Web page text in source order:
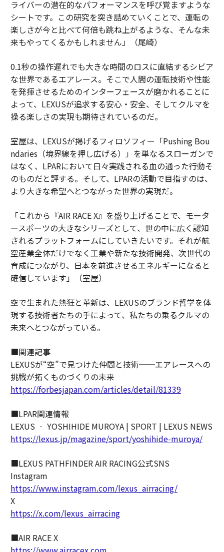
ライバーの潜在的なパフォーマンスを呼び覚ますような
シートです。この研究を突き詰めていくことで、運転の
楽しさが今と比べて何倍も跳ね上がるような、そんな未
来もやってくるかもしれません」（尾崎）
0.1秒の操作遅れでも大きな時間のロスに直結するシビア
な世界であるエアレース。そこで人間の運転技術や性能
を発揮させるためのインターフェースが磨かれることに
よって、LEXUSが追求する安心・安全、そしてクルマを
操る楽しさの実現も期待されているのだ。
室屋は、LEXUSが掲げるフィロソフィー「Pushing Bou
ndaries（境界線を押し広げる）」を単なるスローガンで
はなく、LPARにおいて日々実践される血の通った行動そ
のものだと評する。そして、LPARの活動で目指すのは、
より大きな希望へとつながった世界の実現だ。
「これから『AIR RACE X』を盛り上げることで、モータ
ースポーツの大きなシリーズとして、世の中に広く認知
されるプラットフォームにしていきたいです。それが航
空産業全体だけでなく工業や新たな技術開発、次世代の
育成につながり、日本を前進させるエネルギーになると
確信しています」（室屋）
空で生まれた熱狂と革新は、LEXUSのブランド哲学を体
現する技術者たちの手によって、私たちの乗るクルマの
未来へとつながっている。
■関連記事
LEXUSが“空”で見つけた仲間と技術──エアレースへの
挑戦が拓くものづくりの未来
https://forbesjapan.com/articles/detail/81339
■LPAR関連情報
LEXUS ‐ YOSHIHIDE MUROYA | SPORT | LEXUS NEWS
https://lexus.jp/magazine/sport/yoshihide-muroya/
■LEXUS PATHFINDER AIR RACING公式SNS
Instagram
https://www.instagram.com/lexus_airracing/
X
https://x.com/lexus_airracing
■AIR RACE X